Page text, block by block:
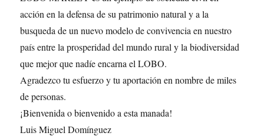
acción en la defensa de su patrimonio natural y a la
busqueda de un nuevo modelo de convivencia en nuestro
país entre la prosperidad del mundo rural y la biodiversidad
que mejor que nadíe encarna el LOBO.
Agradezco tu esfuerzo y tu aportación en nombre de miles
de personas.
¡Bienvenida o bienvenido a esta manada!
Luis Miguel Domínguez